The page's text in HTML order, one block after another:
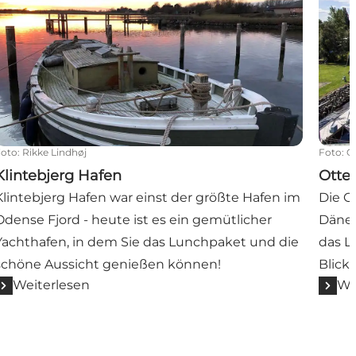
: Rikke Lindhøj
Hafen
Hafen war einst der größte Hafen im
Fjord - heute ist es ein gemütlicher
in dem Sie das Lunchpaket und die
Aussicht genießen können!
Weiterlesen
Foto:
Die
das
Blick